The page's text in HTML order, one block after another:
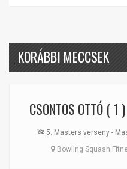
KORÁBBI MECCSEK
CSONTOS OTTÓ( 1 )
5. Masters verseny -
Bowling Squash